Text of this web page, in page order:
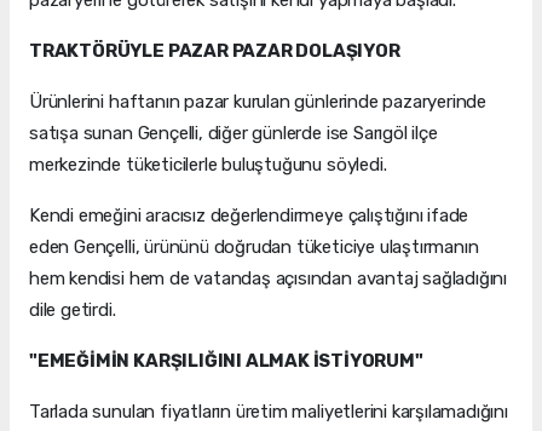
TRAKTÖRÜYLE PAZAR PAZAR DOLAŞIYOR
Ürünlerini haftanın pazar kurulan günlerinde pazaryerinde
satışa sunan Gençelli, diğer günlerde ise Sarıgöl ilçe
merkezinde tüketicilerle buluştuğunu söyledi.
Kendi emeğini aracısız değerlendirmeye çalıştığını ifade
eden Gençelli, ürününü doğrudan tüketiciye ulaştırmanın
hem kendisi hem de vatandaş açısından avantaj sağladığını
dile getirdi.
"EMEĞİMİN KARŞILIĞINI ALMAK İSTİYORUM"
Tarlada sunulan fiyatların üretim maliyetlerini karşılamadığını